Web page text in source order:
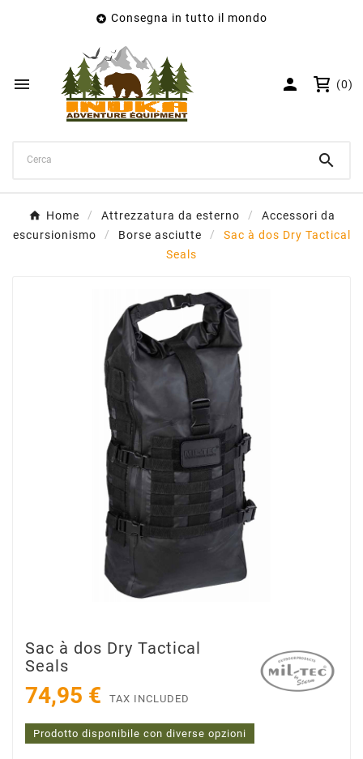
 Consegna in tutto il mondo
  (0)

Home Attrezzatura da esterno
Accessori da
escursionismo
Borse asciutte
Sac à dos Dry Tactical
Seals
Sac à dos Dry Tactical
Seals
74,95 € TAX INCLUDED
Prodotto disponibile con diverse opzioni
Nome lista dei desideri